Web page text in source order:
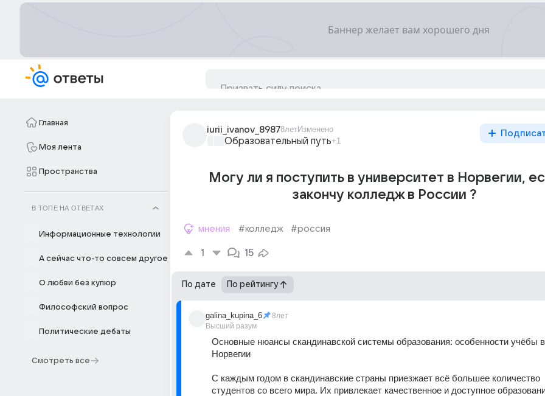
Главная
Моя лента
Пространства
В ТОПЕ НА ОТВЕТАХ
Информационные технологии
А сейчас что-то совсем другое
О любви без купюр
Философский вопрос
Политические дебаты
Смотреть все
iurii_ivanov_89878летИзменено
Образовательный путь+1
Могу ли я поступить в университет в Норвегии,
закончу колледж в России ?
мнения #колледж #россия
1 15
По дате По рейтингу
galina_kupina_6
Высший разум
8лет
Основные нюансы скандинавской системы образования: особенности учёбы в
Норвегии
С каждым годом в скандинавские страны приезжает всё большее количество
студентов со всего мира. Их привлекает качественное и доступное